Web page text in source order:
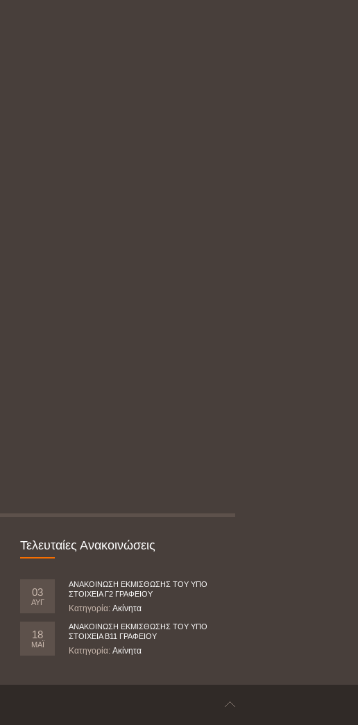
Τελευταίες Ανακοινώσεις
03
ΑΥΓ
ΑΝΑΚΟΙΝΩΣΗ ΕΚΜΙΣΘΩΣΗΣ ΤΟΥ ΥΠΟ
ΣΤΟΙΧΕΙΑ Γ2 ΓΡΑΦΕΙΟΥ
Κατηγορία: Ακίνητα
18
ΜΆΙ
ΑΝΑΚΟΙΝΩΣΗ ΕΚΜΙΣΘΩΣΗΣ ΤΟΥ ΥΠΟ
ΣΤΟΙΧΕΙΑ Β11 ΓΡΑΦΕΙΟΥ
Κατηγορία: Ακίνητα